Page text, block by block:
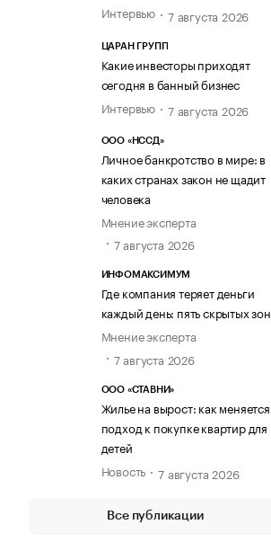
Интервью
7 августа 2026
ЦАРАН ГРУПП
Какие инвесторы приходят
сегодня в банный бизнес
Интервью
7 августа 2026
ООО «НССД»
Личное банкротство в мире: в
каких странах закон не щадит
человека
Мнение эксперта
7 августа 2026
ИНФОМАКСИМУМ
Где компания теряет деньги
каждый день: пять скрытых зон
Мнение эксперта
7 августа 2026
ООО «СТАВНИ»
Жилье на вырост: как меняется
подход к покупке квартир для
детей
Новость
7 августа 2026
Все публикации